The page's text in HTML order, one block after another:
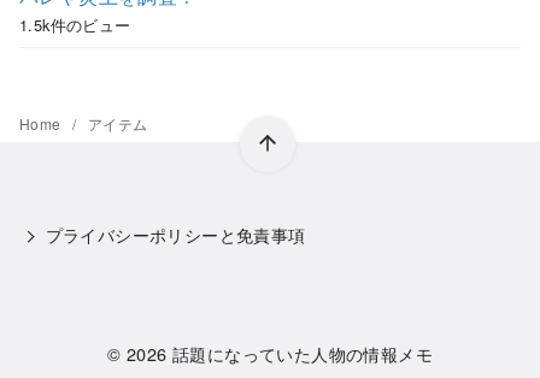
1.5k件のビュー
Home アイテム
プライバシーポリシーと免責事項
© 2026 話題になっていた人物の情報メモ